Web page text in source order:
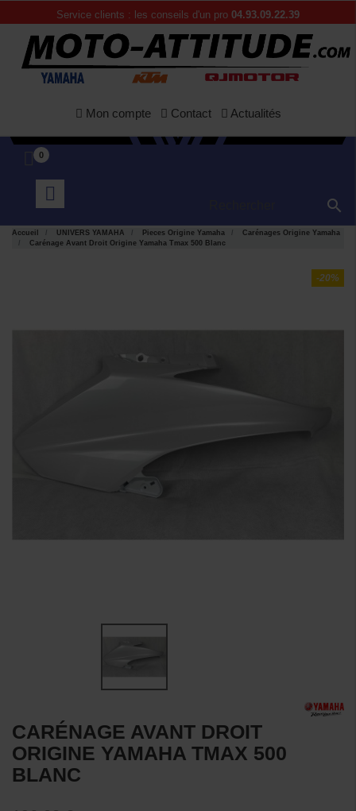
Service clients : les conseils d'un pro 04.93.09.22.39
Mon compte Contact Actualités
0

Accueil UNIVERS YAMAHA Pieces Origine Yamaha
Carénages Origine Yamaha
Carénage Avant Droit Origine Yamaha Tmax 500 Blanc
-20%
CARÉNAGE AVANT DROIT
ORIGINE YAMAHA TMAX 500
BLANC